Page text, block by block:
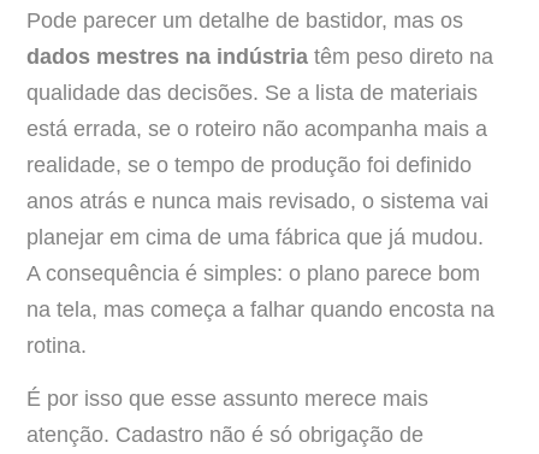
Pode parecer um detalhe de bastidor, mas os
dados mestres na indústria têm peso direto na
qualidade das decisões. Se a lista de materiais
está errada, se o roteiro não acompanha mais a
realidade, se o tempo de produção foi definido
anos atrás e nunca mais revisado, o sistema vai
planejar em cima de uma fábrica que já mudou.
A consequência é simples: o plano parece bom
na tela, mas começa a falhar quando encosta na
rotina.
É por isso que esse assunto merece mais
atenção. Cadastro não é só obrigação de